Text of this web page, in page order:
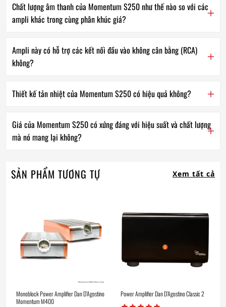
Chất lượng âm thanh của Momentum S250 như thế nào so với các
ampli khác trong cùng phân khúc giá?
Ampli này có hỗ trợ các kết nối đầu vào không cân bằng (RCA)
không?
Thiết kế tản nhiệt của Momentum S250 có hiệu quả không?
Giá của Momentum S250 có xứng đáng với hiệu suất và chất lượng
mà nó mang lại không?
SẢN PHẨM TƯƠNG TỰ Xem tất cả
Monoblock Power Amplifier Dan D’Agostino
Momentum M400
Power Amplifier Dan D’Agostino Classic 2